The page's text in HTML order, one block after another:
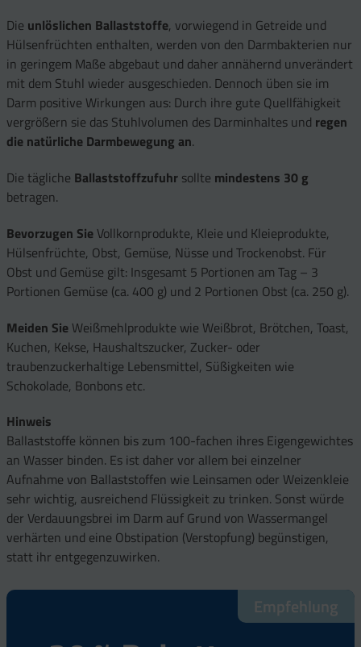
Die unlöslichen Ballaststoffe, vorwiegend in Getreide und
Hülsenfrüchten enthalten, werden von den Darmbakterien nur
in geringem Maße abgebaut und daher annähernd unverändert
mit dem Stuhl wieder ausgeschieden. Dennoch üben sie im
Darm positive Wirkungen aus: Durch ihre gute Quellfähigkeit
vergrößern sie das Stuhlvolumen des Darminhaltes und regen
die natürliche Darmbewegung an.
Die tägliche Ballaststoffzufuhr sollte mindestens 30 g
betragen.
Bevorzugen SieVollkornprodukte, Kleie und Kleieprodukte,
Hülsenfrüchte, Obst, Gemüse, Nüsse und Trockenobst. Für
Obst und Gemüse gilt: Insgesamt 5 Portionen am Tag – 3
Portionen Gemüse (ca. 400 g) und 2 Portionen Obst (ca. 250 g).
Meiden Sie Weißmehlprodukte wie Weißbrot, Brötchen, Toast,
Kuchen, Kekse, Haushaltszucker, Zucker- oder
traubenzuckerhaltige Lebensmittel, Süßigkeiten wie
Schokolade, Bonbons etc.
Hinweis
Ballaststoffe können bis zum 100-fachen ihres Eigengewichtes
an Wasser binden. Es ist daher vor allem bei einzelner
Aufnahme von Ballaststoffen wie Leinsamen oder Weizenkleie
sehr wichtig, ausreichend Flüssigkeit zu trinken. Sonst würde
der Verdauungsbrei im Darm auf Grund von Wassermangel
verhärten und eine Obstipation (Verstopfung) begünstigen,
statt ihr entgegenzuwirken.
Empfehlung
Empfehlung
Empfehlung